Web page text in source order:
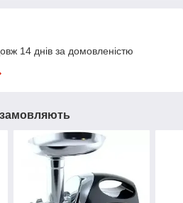
14 днів за домовленістю